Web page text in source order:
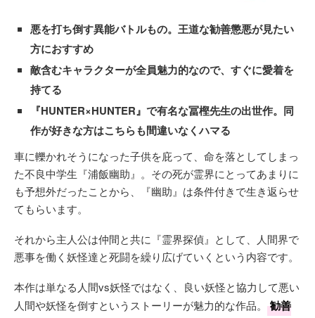
悪を打ち倒す異能バトルもの。王道な勧善懲悪が見たい
方におすすめ
敵含むキャラクターが全員魅力的なので、すぐに愛着を
持てる
『HUNTER×HUNTER』で有名な冨樫先生の出世作。同
作が好きな方はこちらも間違いなくハマる
車に轢かれそうになった子供を庇って、命を落としてしまっ
た不良中学生『浦飯幽助』。その死が霊界にとってあまりに
も予想外だったことから、『幽助』は条件付きで生き返らせ
てもらいます。
それから主人公は仲間と共に『霊界探偵』として、人間界で
悪事を働く妖怪達と死闘を繰り広げていくという内容です。
本作は単なる人間vs妖怪ではなく、良い妖怪と協力して悪い
人間や妖怪を倒すというストーリーが魅力的な作品。
勧善